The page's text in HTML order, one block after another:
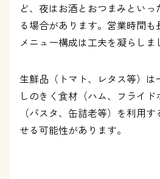
ど、夜はお酒とおつまみとい
る場合があります。営業時間も
メニュー構成は工夫を凝らしま
生鮮品（トマト、レタス等）
しのきく食材（ハム、フライ
（パスタ、缶詰老等）を利用
せる可能性があります。